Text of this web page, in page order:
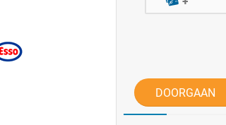
DOORGAAN